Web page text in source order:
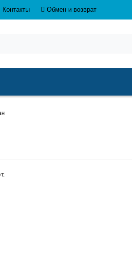
Контакты Обмен и возврат